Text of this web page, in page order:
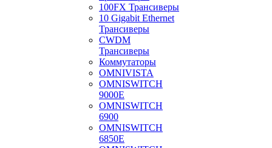
100FX Трансиверы
10 Gigabit Ethernet
Трансиверы
CWDM
Трансиверы
Коммутаторы
OMNIVISTA
OMNISWITCH
9000E
OMNISWITCH
6900
OMNISWITCH
6850E